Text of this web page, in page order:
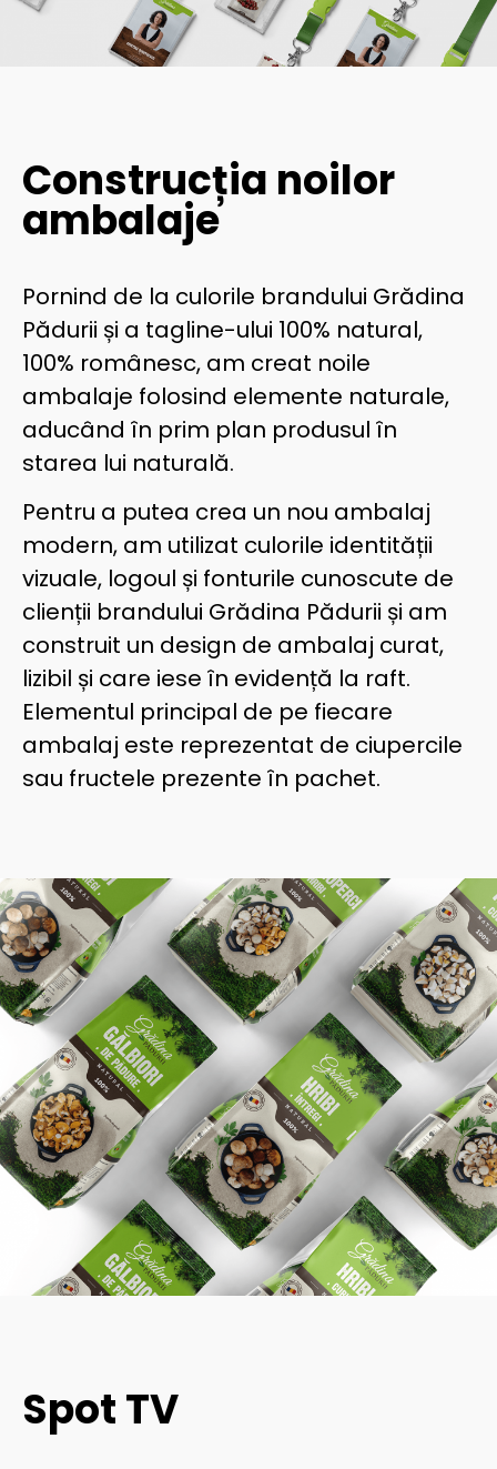
Construcția noilor
ambalaje
Pornind de la culorile brandului Grădina
Pădurii și a tagline-ului 100% natural,
100% românesc, am creat noile
ambalaje folosind elemente naturale,
aducând în prim plan produsul în
starea lui naturală.
Pentru a putea crea un nou ambalaj
modern, am utilizat culorile identității
vizuale, logoul și fonturile cunoscute de
clienții brandului Grădina Pădurii și am
construit un design de ambalaj curat,
lizibil și care iese în evidență la raft.
Elementul principal de pe fiecare
ambalaj este reprezentat de ciupercile
sau fructele prezente în pachet.
Spot TV